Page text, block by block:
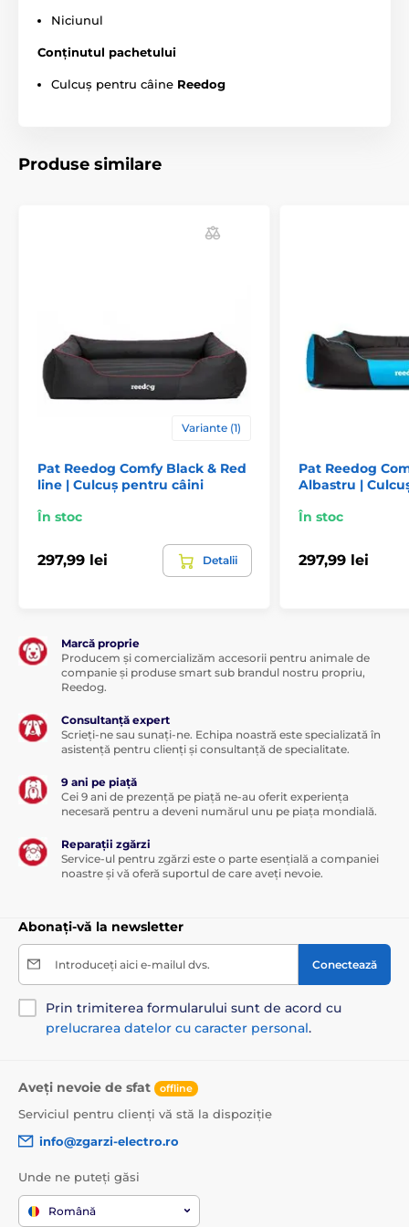
Niciunul
Conținutul pachetului
Culcuș pentru câine Reedog
Produse similare
Variante (1)
Pat Reedog Comfy Black & Red
line | Culcuș pentru câini
În stoc
297,99 lei Detalii
Pat Reedog
Albastru |
În stoc
297,99 lei
Marcă proprie
Producem și comercializăm accesorii pentru animale de
companie și produse smart sub brandul nostru propriu,
Reedog.
Consultanță expert
Scrieți-ne sau sunați-ne. Echipa noastră este specializată în
asistență pentru clienți și consultanță de specialitate.
9 ani pe piață
Cei 9 ani de prezență pe piață ne-au oferit experiența
necesară pentru a deveni numărul unu pe piața mondială.
Reparații zgărzi
Service-ul pentru zgărzi este o parte esențială a companiei
noastre și vă oferă suportul de care aveți nevoie.
Abonați-vă la newsletter
Introduceți aici e-mailul dvs. Conectează
Prin trimiterea formularului sunt de acord cu
prelucrarea datelor cu caracter personal.
Aveți nevoie de sfat offline
Serviciul pentru clienți vă stă la dispoziție
info@zgarzi-electro.ro
Unde ne puteți găsi
Română